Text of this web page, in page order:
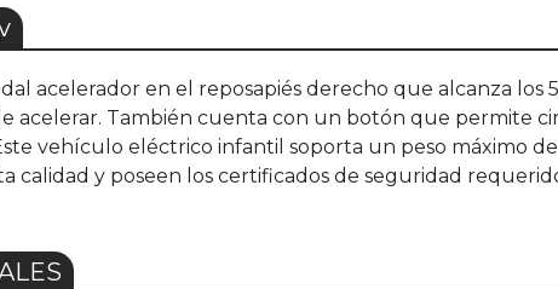
acelerador en el reposapiés derecho que alcanza
acelerar. También cuenta con un botón que permite
vehículo eléctrico infantil soporta un peso máximo
calidad y poseen los certificados de seguridad